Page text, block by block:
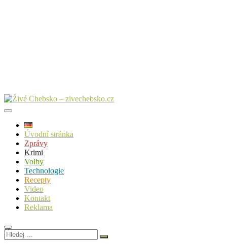
Úvodní stránka
Zprávy
Krimi
Volby
Technologie
Recepty
Video
Kontakt
Reklama
Hledej
…